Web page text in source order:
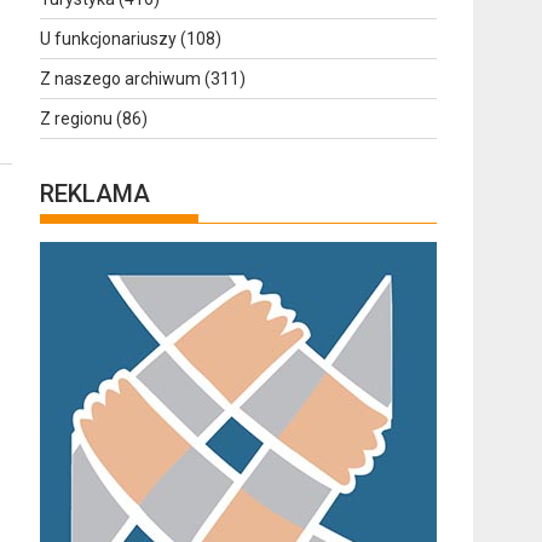
U funkcjonariuszy(108)
Z naszego archiwum (311)
Z regionu (86)
REKLAMA